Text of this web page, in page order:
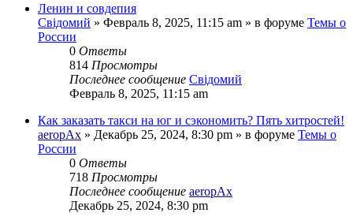
Ленин и совдепия
Свідомий » Февраль 8, 2025, 11:15 am » в форуме Темы о
России
0 Ответы
814 Просмотры
Последнее сообщение Свідомий
Февраль 8, 2025, 11:15 am
Как заказать такси на юг и сэкономить? Пять хитростей!
aeropAx » Декабрь 25, 2024, 8:30 pm » в форуме Темы о
России
0 Ответы
718 Просмотры
Последнее сообщение aeropAx
Декабрь 25, 2024, 8:30 pm